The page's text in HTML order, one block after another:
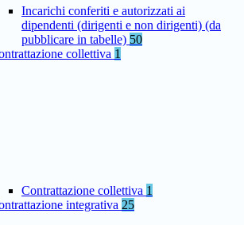
Incarichi conferiti e autorizzati ai
dipendenti (dirigenti e non dirigenti) (da
pubblicare in tabelle) 50
collettiva 1
Contrattazione collettiva 1
integrativa 25